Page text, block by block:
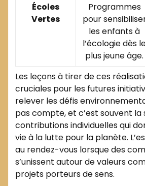
Écoles
Vertes
Programmes
pour
les enfants à
l’écologie dès
plus jeune âge.
Les leçons à tirer de ces
cruciales pour les futures
relever les défis
pas compte, et c’est souvent la
contributions individuelles qui
vie à la lutte pour la planète.
au rendez-vous lorsque des
s’unissent autour de valeurs
projets porteurs de sens.